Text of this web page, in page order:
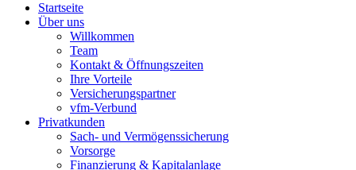
Startseite
Über uns
Willkommen
Team
Kontakt & Öffnungszeiten
Ihre Vorteile
Versicherungspartner
vfm-Verbund
Privatkunden
Sach- und Vermögenssicherung
Vorsorge
Finanzierung & Kapitalanlage